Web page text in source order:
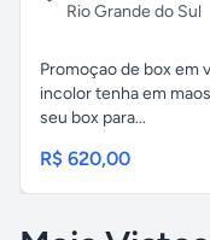
Rio Grande do Sul
Promoçao de box em
incolor tenha em
seu box para...
R$ 620,00